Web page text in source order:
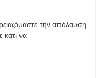
την απόλαυση
κάτι να